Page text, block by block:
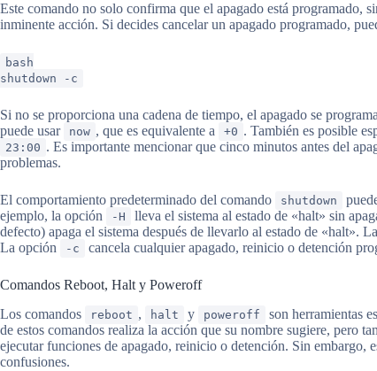
Este comando no solo confirma que el apagado está programado,
inminente acción. Si decides cancelar un apagado programado,
bash
shutdown -c
Si no se proporciona una cadena de tiempo, el apagado se
puede usar
now , que es equivalente a +0 . También es posible
23:00 . Es importante mencionar que cinco minutos antes del
problemas.
El comportamiento predeterminado del comando shutdown
ejemplo, la opción
-H lleva el sistema al estado de «halt» sin
defecto) apaga el sistema después de llevarlo al estado de «halt».
La opción
-c cancela cualquier apagado, reinicio o detención
Comandos Reboot, Halt y Poweroff
Los comandos
reboot , halt y poweroff
son herramientas
de estos comandos realiza la acción que su nombre sugiere, pero
ejecutar funciones de apagado, reinicio o detención. Sin embargo,
confusiones.